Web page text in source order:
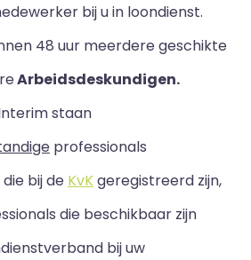
bij u in loondienst.
48 uur meerdere geschikte
Arbeidsdeskundigen.
staan
professionals
bij de KvKgeregistreerd zijn,
die beschikbaar zijn
bij uw